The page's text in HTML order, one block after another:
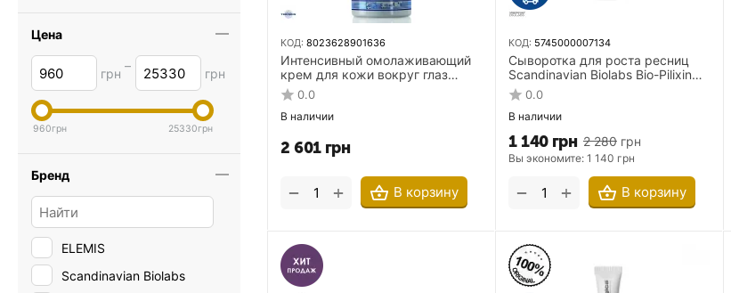
КОД: 8023628901636
Интенсивный омолаживающий
крем для кожи вокруг глаз
Tebiskin Reticap-EL Contour
Eyes&Lips 15 мл
0.0
В наличии
2 601 грн
В корзину
+
−
КОД: 5745000007134
Сыворотка для роста ресниц
Scandinavian Biolabs Bio-Pilixin
Eyelash Growth Serum 5 мл
0.0
В наличии
2 280 грн
1 140 грн
Вы экономите: 1 140 грн
В корзину
+
−
Цена
грн – грн
960грн 25330грн
Бренд
ELEMIS
Scandinavian Biolabs